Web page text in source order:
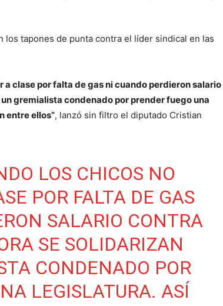
los tapones de punta contra el líder sindical en las
a clase por falta de gas ni cuando perdieron salario
gremialista condenado por prender fuego una
entre ellos”, lanzó sin filtro el diputado Cristian
LOS CHICOS NO
POR FALTA DE GAS
SALARIO CONTRA
SE SOLIDARIZAN
CONDENADO POR
LEGISLATURA. ASÍ